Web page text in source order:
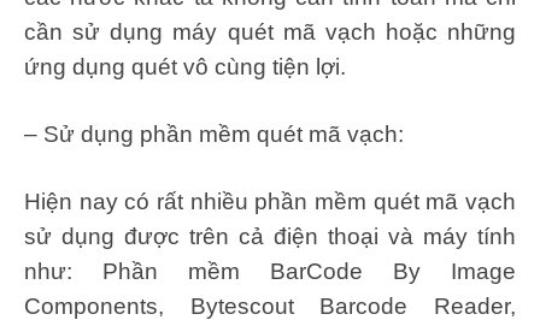
cần sử dụng máy quét mã vạch hoặc những
ứng dụng quét vô cùng tiện lợi.
– Sử dụng phần mềm quét mã vạch:
Hiện nay có rất nhiều phần mềm quét mã vạch
sử dụng được trên cả điện thoại và máy tính
như: Phần mềm BarCode By Image
Components, Bytescout Barcode Reader,